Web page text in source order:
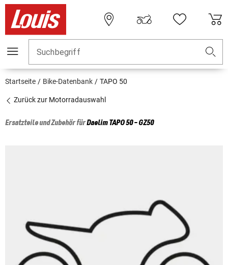
Suchbegriff
Startseite Bike-Datenbank TAPO 50
Zurück zur Motorradauswahl
Ersatzteile und Zubehör fürDaelimTAPO 50 - GZ50